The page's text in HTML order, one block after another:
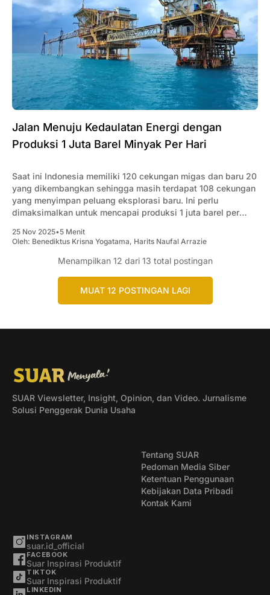
Jalan Menuju Kedaulatan Energi dengan
Produksi 1 Juta Barel Minyak Per Hari
Saat ini Indonesia memiliki 120 cekungan migas dan baru 20
yang dikembangkan sehingga masih terdapat 108 cekungan
yang menyimpan peluang eksplorasi baru. Ini perlu
dimaksimalkan untuk mencapai produksi 1 juta barel per
25 Nov 2025•5 Menit
Oleh: Benediktus Krisna Yogatama, Harits Naufal Arrazie
Menampilkan 12 dari 13 total postingan
MUAT 12 POSTINGAN LAGI
SUAR Viewsletter, Insight, Opinion, dan Video. Jurnalisme
Solusi Penggerak Dunia Usaha
Tentang SUAR
Pedoman Media Siber
Ketentuan Penggunaan
Kebijakan Data Pribadi
Kontak Kami
INSTAGRAM
suar.id_official
FACEBOOK
Suar Inspirasi Produktif
TIKTOK
Suar Inspirasi Produktif
LINKEDIN